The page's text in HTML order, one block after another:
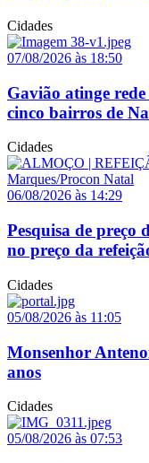
Cidades
07/08/2026 às 18:50
Gavião atinge
cinco bairros de
Cidades
06/08/2026 às 14:29
Pesquisa de preço
no preço da
Cidades
05/08/2026 às 11:05
Monsenhor
anos
Cidades
05/08/2026 às 07:53